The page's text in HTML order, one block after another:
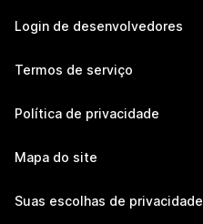
Login de desenvolvedores
Termos de serviço
Política de privacidade
Mapa do site
Suas escolhas de privacidade